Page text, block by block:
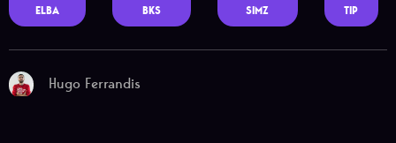
ELBA
BKS
SIMZ
TIP
Hugo Ferrandis